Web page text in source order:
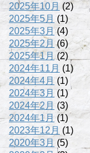
2025年10月 (2)
2025年5月 (1)
2025年3月(4)
2025年2月 (6)
2025年1月 (2)
2024年11月 (1)
2024年4月 (1)
2024年3月 (1)
2024年2月 (3)
2024年1月 (1)
2023年12月 (1)
2020年3月 (5)